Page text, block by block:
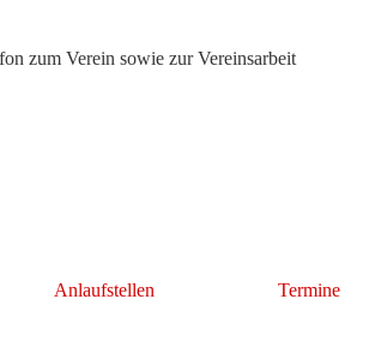
zum Verein sowie zur Vereinsarbeit
Anlaufstellen Termine